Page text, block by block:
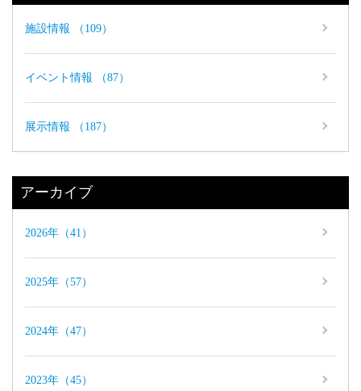
施設情報 （109）
イベント情報 （87）
展示情報 （187）
アーカイブ
2026年（41）
2025年（57）
2024年（47）
2023年（45）